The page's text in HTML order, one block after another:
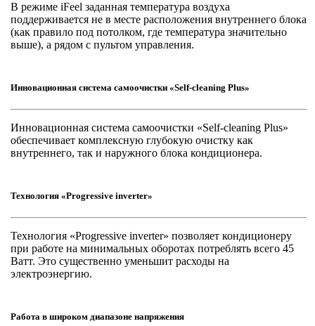
В режиме iFeel заданная температура воздуха
поддерживается не в месте расположения внутреннего блока
(как правило под потолком, где температура значительно
выше), а рядом с пультом управления.
Инновационная система самоочистки «Self-cleaning Plus»
Инновационная система самоочистки «Self-cleaning Plus»
обеспечивает комплексную глубокую очистку как
внутреннего, так и наружного блока кондиционера.
Технология «Progressive inverter»
Технология «Progressive inverter» позволяет кондиционеру
при работе на минимальных оборотах потреблять всего 45
Ватт. Это существенно уменьшит расходы на
электроэнергию.
Работа в широком диапазоне напряжения